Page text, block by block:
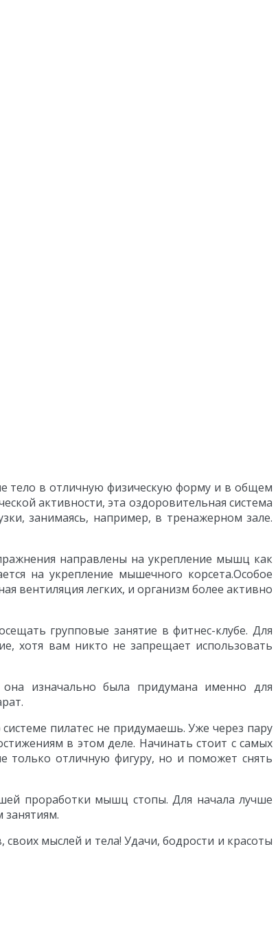
тело в отличную физическую форму и в общем
активности, эта оздоровительная система
занимаясь, например, в тренажерном зале.
направлены на укрепление мышц как
на укрепление мышечного корсета.Особое
вентиляция легких, и организм более активно
групповые занятие в фитнес-клубе. Для
хотя вам никто не запрещает использовать
изначально была придумана именно для
пилатес не придумаешь. Уже через пару
в этом деле. Начинать стоит с самых
только отличную фигуру, но и поможет снять
проработки мышц стопы. Для начала лучше
мыслей и тела! Удачи, бодрости и красоты